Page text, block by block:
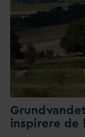
Grundv
inspirere de